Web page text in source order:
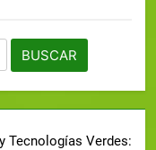
Tecnologías Verdes: